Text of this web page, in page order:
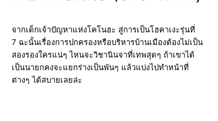
จากเด็กเจ้าปัญหาแห่งโคโนฮะ สู่การเป็นโฮคาเงะรุ่นที่
7 ฉะนั้นเรื่องการปกครองหรือบริหารบ้านเมืองต้องไม่เป็น
สองรองใครแน่ๆ ไหนจะวิชานินจาที่เทพสุดๆ ถ้าเขาได้
เป็นนายกคงจะแยกร่างเป็นพันๆ แล้วแบ่งไปทำหน้าที่
ต่างๆ ได้สบายเลยล่ะ